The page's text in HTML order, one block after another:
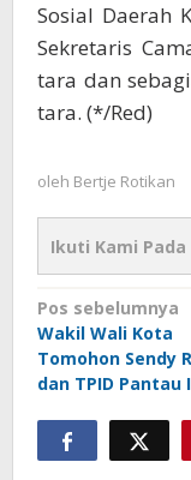
Sosial Daerah
Sekretaris
tara dan
tara. (*/Red)
oleh Bertje Rotikan
Ikuti Kami Pada
Navigasi
pos
Pos sebelumnya
Wakil Wali Kota
Tomohon Sendy
dan TPID Pantau